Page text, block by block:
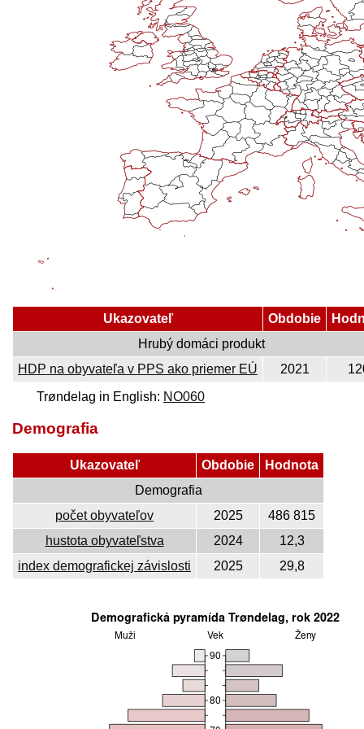
Ukazovateľ Obdobie
Hrubý domáci produkt
HDP na obyvateľa v PPS ako priemer EÚ
2021
Trøndelag in English: NO060
Demografia
Ukazovateľ Obdobie
Hodnota
Demografia
počet obyvateľov
2025
486 815
hustota obyvateľstva
2024
12,3
index demografickej závislosti
2025 29,8